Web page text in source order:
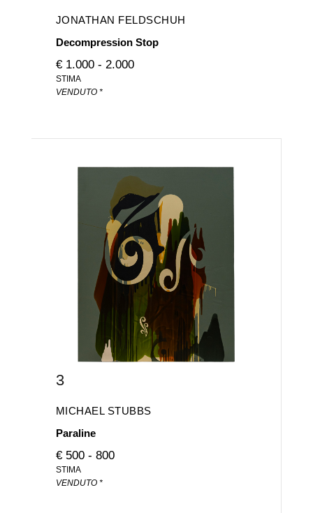
JONATHAN FELDSCHUH
Decompression Stop
€ 1.000 - 2.000
STIMA
VENDUTO *
3
MICHAEL STUBBS
Paraline
€ 500 - 800
STIMA
VENDUTO *